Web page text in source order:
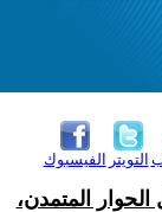
الفيسبوك التويتر
المتمدن،